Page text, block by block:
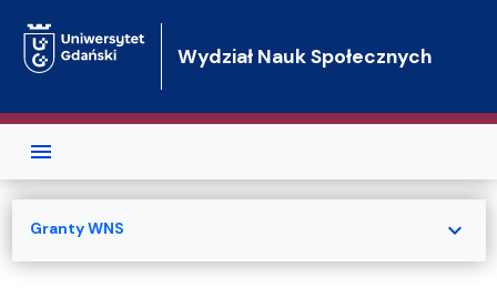
Wydział Nauk Społecznych
Granty WNS expand_more